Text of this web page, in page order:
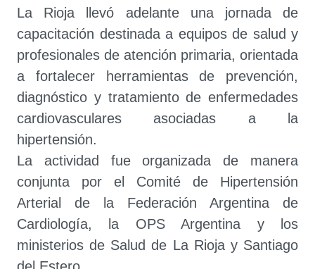
La Rioja llevó adelante una jornada de
capacitación destinada a equipos de salud y
profesionales de atención primaria, orientada
a fortalecer herramientas de prevención,
diagnóstico y tratamiento de enfermedades
cardiovasculares asociadas a la
hipertensión.
La actividad fue organizada de manera
conjunta por el Comité de Hipertensión
Arterial de la Federación Argentina de
Cardiología, la OPS Argentina y los
ministerios de Salud de La Rioja y Santiago